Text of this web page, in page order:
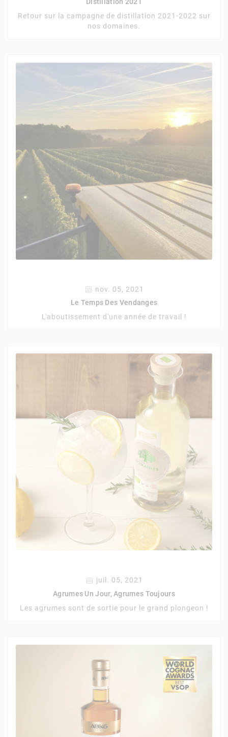
Retour sur la campagne de distillation 2021-2022 sur
nos domaines.
nov. 05, 2021
Le Temps Des Vendanges
L'aboutissement d'une année de travail !
juil. 05, 2021
Agrumes Un Jour, Agrumes Toujours
Les agrumes sont de sortie pour le grand plongeon !